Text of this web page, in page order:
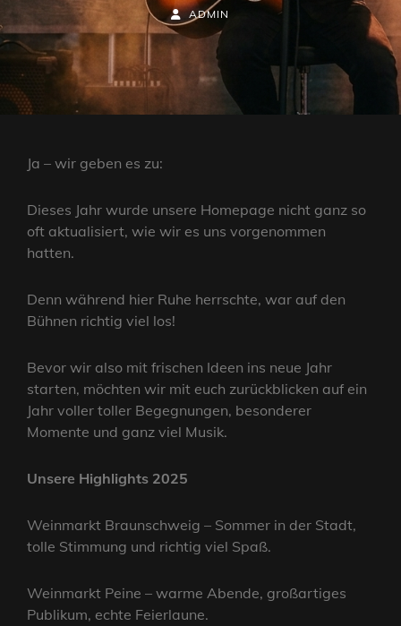
ON
BY
LINE
BYLINE
ADMIN
Ja – wir geben es zu:
Dieses Jahr wurde unsere Homepage nicht ganz so
oft aktualisiert, wie wir es uns vorgenommen
hatten.
Denn während hier Ruhe herrschte, war auf den
Bühnen richtig viel los!
Bevor wir also mit frischen Ideen ins neue Jahr
starten, möchten wir mit euch zurückblicken auf ein
Jahr voller toller Begegnungen, besonderer
Momente und ganz viel Musik.
Unsere Highlights 2025
Weinmarkt Braunschweig – Sommer in der Stadt,
tolle Stimmung und richtig viel Spaß.
Weinmarkt Peine – warme Abende, großartiges
Publikum, echte Feierlaune.